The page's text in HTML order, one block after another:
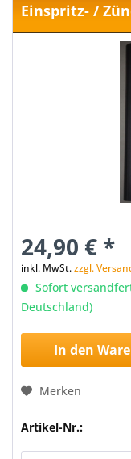
Einspritz- /
24,90 € *
inkl. MwSt.zzgl.
Sofort
Deutschland)
In den
Merken
Artikel-Nr.: